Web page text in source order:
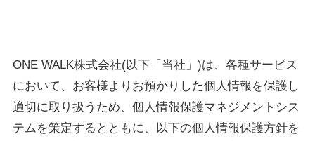
ONE WALK株式会社(以下「当社」)は、各種サービス
において、お客様よりお預かりした個人情報を保護し
適切に取り扱うため、個人情報保護マネジメントシス
テムを策定するとともに、以下の個人情報保護方針を